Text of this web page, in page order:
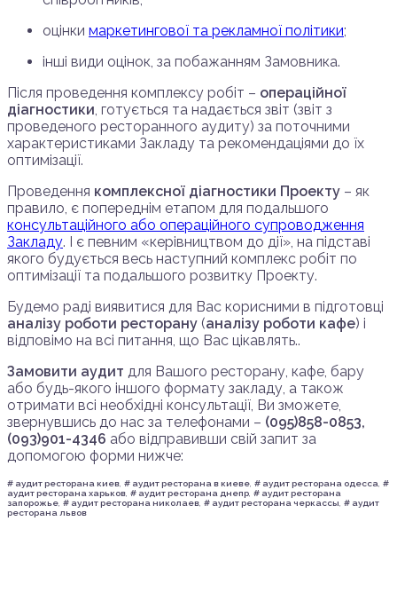
оцінки маркетингової та рекламної політики;
інші види оцінок, за побажанням Замовника.
Після проведення комплексу робіт – операційної
діагностики, готується та надається звіт (звіт з
проведеного ресторанного аудиту) за поточними
характеристиками Закладу та рекомендаціями до їх
оптимізації.
Проведення комплексної діагностики Проекту – як
правило, є попереднім етапом для подальшого
консультаційного або операційного супроводження
Закладу. І є певним «керівництвом до дії», на підставі
якого будується весь наступний комплекс робіт по
оптимізації та подальшого розвитку Проекту.
Будемо раді виявитися для Вас корисними в підготовці
аналізу роботи ресторану (аналізу роботи кафе) і
відповімо на всі питання, що Вас цікавлять..
Замовити аудит для Вашого ресторану, кафе, бару
або будь-якого іншого формату закладу, а також
отримати всі необхідні консультації, Ви зможете,
звернувшись до нас за телефонами – (095)858-0853,
(093)901-4346 або відправивши свій запит за
допомогою форми нижче:
# аудит ресторана киев, # аудит ресторана в киеве, # аудит ресторана одесса, #
аудит ресторана харьков, # аудит ресторана днепр, # аудит ресторана
запорожье, # аудит ресторана николаев, # аудит ресторана черкассы, # аудит
ресторана львов